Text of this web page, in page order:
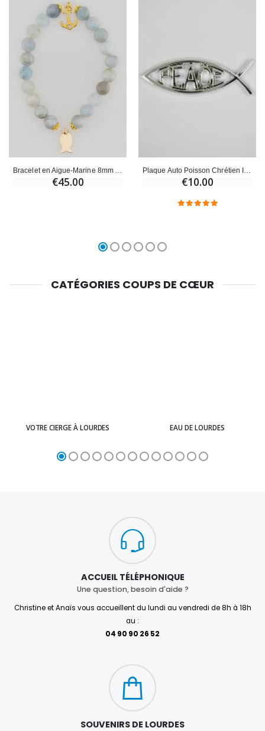
€45.00 €10.00
CATÉGORIES COUPS DE CŒUR
VOTRE CIERGE À LOURDES EAU DE LOURDES
ACCUEIL TÉLÉPHONIQUE
Une question, besoin d'aide ?
Christine et Anaïs vous accueillent du lundi au vendredi de 8h à 18h
au :
04 90 90 26 52
SOUVENIRS DE LOURDES